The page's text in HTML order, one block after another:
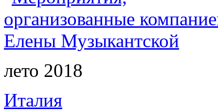
лето 2018
Италия